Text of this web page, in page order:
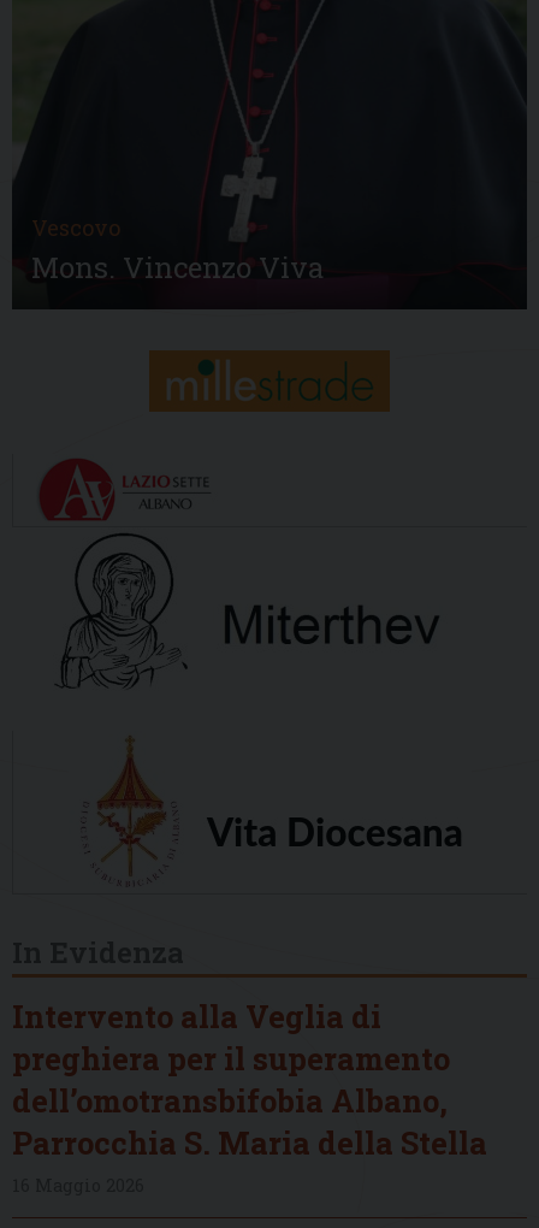
Vescovo
Mons. Vincenzo Viva
Intervento alla Veglia di
preghiera per il superamento
dell’omotransbifobia Albano,
Parrocchia S. Maria della Stella